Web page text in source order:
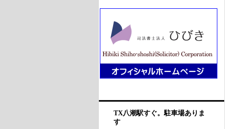
TX八潮駅すぐ。駐車場ありま
す